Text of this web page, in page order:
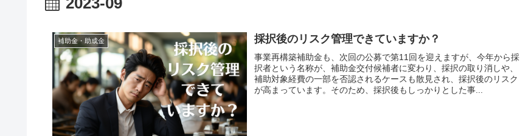
補助金・助成金 採択後のリスク管理できていますか？
事業再構築補助金も、次回の公募で第11回を迎えますが、今年から採
択者という名称が、補助金交付候補者に変わり、採択の取り消しや、
補助対象経費の一部を否認されるケースも散見され、採択後のリスク
が高まっています。そのため、採択後もしっかりとした事...